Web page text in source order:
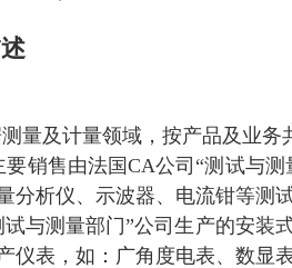
量及计量领域，按产品及业务
销售由法国CA公司“测试与
析仪、示波器、电流钳等测
与测量部门”公司生产的安
仪表，如：广角度电表、数显